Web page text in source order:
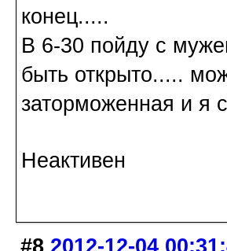
конец.....
В 6-30 пойду с
быть открыто.....
заторможенная и я
Неактивен
#8 2012-12-04